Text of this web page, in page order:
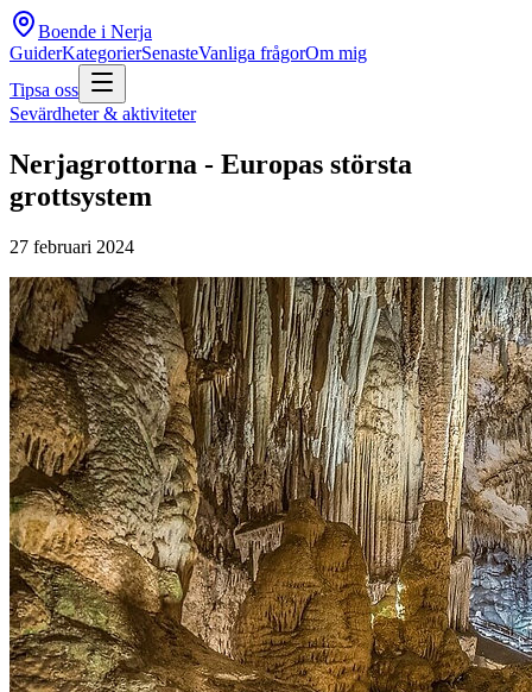
Boende i Nerja
GuiderKategorierSenasteVanliga frågorOm mig
Tipsa oss
Sevärdheter & aktiviteter
Nerjagrottorna - Europas största
grottsystem
27 februari 2024